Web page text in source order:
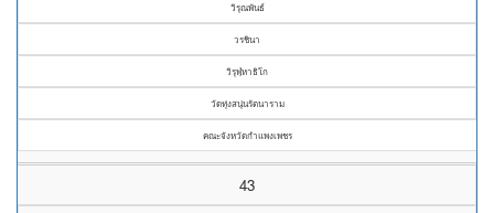
วิรุณพันธ์
วรชินา
วิรุฬฺหาธิโก
วัดทุ่งสนุ่นรัตนาราม
คณะจังหวัดกำแพงเพชร
43